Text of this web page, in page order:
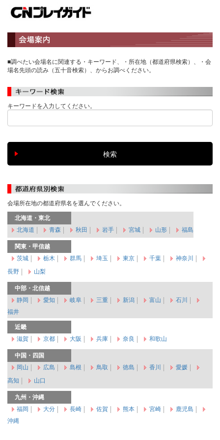
■調べたい会場名に関連する・キーワード、・所在地（都道府県検索）、・会
場名先頭の読み（五十音検索）、からお調べください。
キーワードを入力してください。
会場所在地の都道府県名を選んでください。
北海道・東北
北海道
青森 秋田 岩手 宮城 山形 福島
関東・甲信越
茨城
栃木 群馬 埼玉 東京 千葉
神奈川
長野
山梨
中部・北信越
静岡
愛知 岐阜 三重 新潟 富山
石川
福井
近畿
滋賀
京都 大阪 兵庫 奈良 和歌山
中国・四国
岡山
広島 島根 鳥取 徳島 香川
愛媛
高知
山口
九州・沖縄
福岡
大分 長崎 佐賀 熊本 宮崎
鹿児島
沖縄